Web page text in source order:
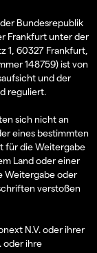
Bundesrepublik
Frankfurt unter der
1, 60327 Frankfurt,
148759) ist von
und der
reguliert.
sich nicht an
eines bestimmten
für die Weitergabe
Land oder einer
Weitergabe oder
verstoßen
N.V. oder ihrer
oder ihre